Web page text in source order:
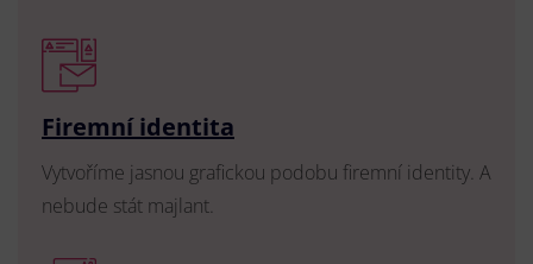
Firemní identita
Vytvoříme jasnou grafickou podobu firemní identity. A
nebude stát majlant.